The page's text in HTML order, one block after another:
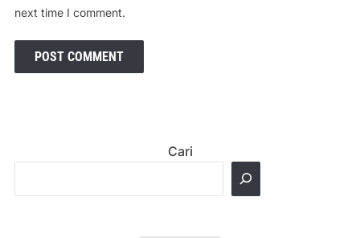
next time I comment.
Cari